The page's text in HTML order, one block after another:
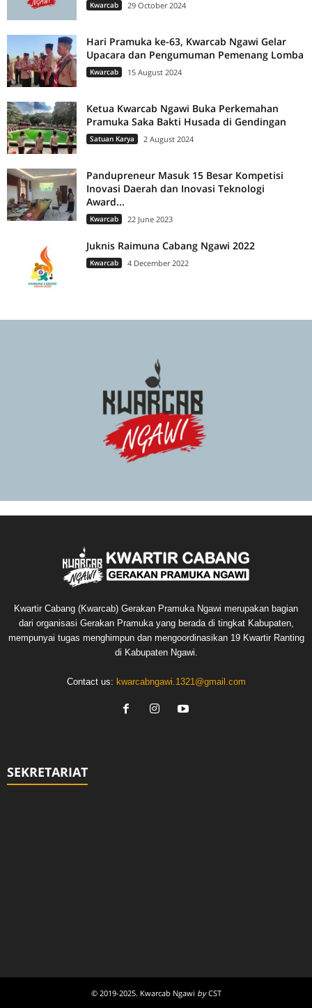
Kwarcab 29 October 2024
Hari Pramuka ke-63, Kwarcab Ngawi Gelar
Upacara dan Pengumuman Pemenang Lomba
Kwarcab 15 August 2024
Ketua Kwarcab Ngawi Buka Perkemahan
Pramuka Saka Bakti Husada di Gendingan
Satuan Karya 2 August 2024
Pandupreneur Masuk 15 Besar Kompetisi
Inovasi Daerah dan Inovasi Teknologi
Award...
Kwarcab 22 June 2023
Juknis Raimuna Cabang Ngawi 2022
Kwarcab 4 December 2022
Kwartir Cabang (Kwarcab) Gerakan Pramuka Ngawi merupakan bagian
dari organisasi Gerakan Pramuka yang berada di tingkat Kabupaten,
mempunyai tugas menghimpun dan mengoordinasikan 19 Kwartir Ranting
di Kabupaten Ngawi.
Contact us: kwarcabngawi.1321@gmail.com
SEKRETARIAT
© 2019-2025. Kwarcab Ngawi byCST